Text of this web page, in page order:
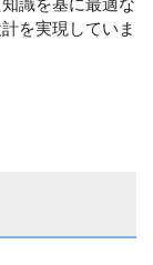
を実現していま